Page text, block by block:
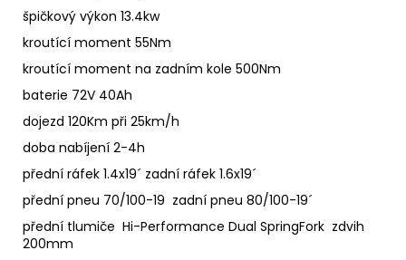
špičkový výkon 13.4kw
kroutící moment 55Nm
kroutící moment na zadním kole 500Nm
baterie 72V 40Ah
dojezd 120Km při 25km/h
doba nabíjení 2-4h
přední ráfek 1.4x19´ zadní ráfek 1.6x19´
přední pneu 70/100-19 zadní pneu 80/100-19´
přední tlumiče Hi-Performance Dual SpringFork zdvih
200mm